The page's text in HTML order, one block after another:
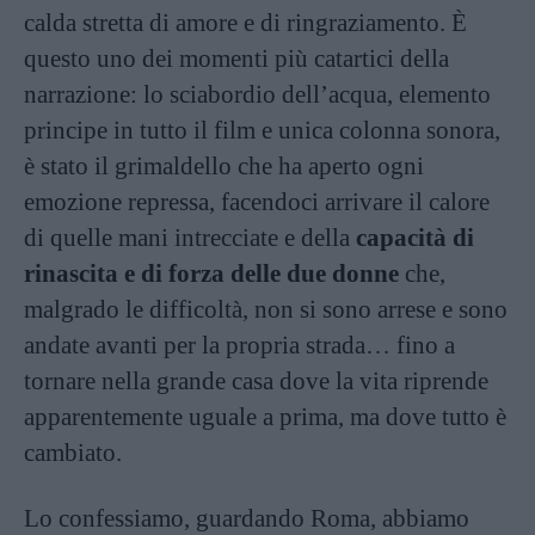
calda stretta di amore e di ringraziamento. È
questo uno dei momenti più catartici della
narrazione: lo sciabordio dell’acqua, elemento
principe in tutto il film e unica colonna sonora,
è stato il grimaldello che ha aperto ogni
emozione repressa, facendoci arrivare il calore
di quelle mani intrecciate e della capacità di
rinascita e di forza delle due donne che,
malgrado le difficoltà, non si sono arrese e sono
andate avanti per la propria strada… fino a
tornare nella grande casa dove la vita riprende
apparentemente uguale a prima, ma dove tutto è
cambiato.
Lo confessiamo, guardando Roma, abbiamo